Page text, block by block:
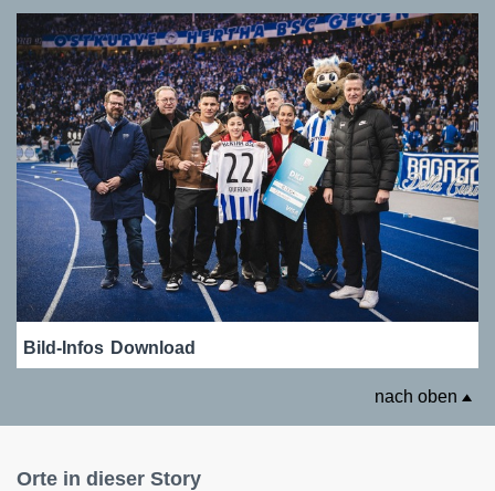
Bild-Infos Download
nach oben
Orte in dieser Story